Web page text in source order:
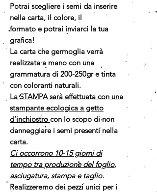
Potrai scegliere i semi da inserire
nella carta, il colore, il
formato e potrai inviarci la tua
grafica!
La carta che germoglia verrà
realizzata a mano con una
grammatura di 200-250gr e tinta
con coloranti naturali.
La STAMPA sarà effettuata con una
stampante ecologica a getto
d’inchiostro con lo scopo di non
danneggiare i semi presenti nella
carta.
Ci occorrono 10-15 giorni di
tempo tra produzione del foglio,
asciugatura, stampa e taglio.
Realizzeremo dei pezzi unici per i